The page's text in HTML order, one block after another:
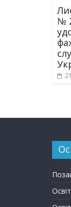
№